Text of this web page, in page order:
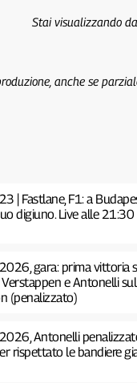
Stai visualizzando
anche se
| Fastlane, F1: a
digiuno. Live alle 21:30
gara: prima vittoria
e Antonelli
(penalizzato)
Antonelli
rispettato le bandiere